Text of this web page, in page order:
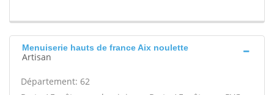
Menuiserie hauts de france Aix noulette
Artisan
Département: 62